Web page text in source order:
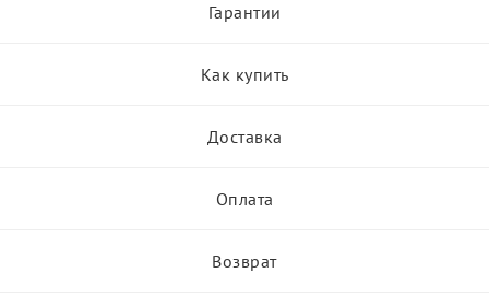
Гарантии
Как купить
Доставка
Оплата
Возврат